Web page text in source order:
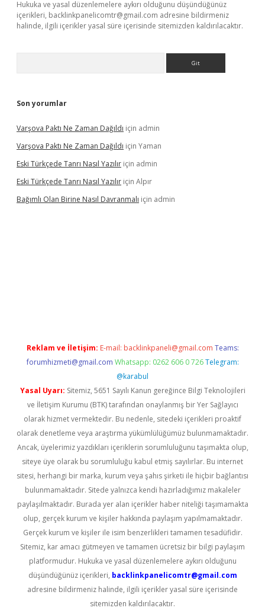
Hukuka ve yasal düzenlemelere aykırı olduğunu düşündüğünüz
içerikleri, backlinkpanelicomtr@gmail.com adresine bildirmeniz
halinde, ilgili içerikler yasal süre içerisinde sitemizden kaldırılacaktır.
Son yorumlar
Varşova Paktı Ne Zaman Dağıldı için admin
Varşova Paktı Ne Zaman Dağıldı için Yaman
Eski Türkçede Tanrı Nasıl Yazılır için admin
Eski Türkçede Tanrı Nasıl Yazılır için Alpır
Bağımlı Olan Birine Nasıl Davranmalı için admin
Reklam ve İletişim: E-mail: backlinkpaneli@gmail.com Teams:
forumhizmeti@gmail.com Whatsapp: 0262 606 0 726 Telegram:
@karabul
Yasal Uyarı: Sitemiz, 5651 Sayılı Kanun gereğince Bilgi Teknolojileri
ve İletişim Kurumu (BTK) tarafından onaylanmış bir Yer Sağlayıcı
olarak hizmet vermektedir. Bu nedenle, sitedeki içerikleri proaktif
olarak denetleme veya araştırma yükümlülüğümüz bulunmamaktadır.
Ancak, üyelerimiz yazdıkları içeriklerin sorumluluğunu taşımakta olup,
siteye üye olarak bu sorumluluğu kabul etmiş sayılırlar. Bu internet
sitesi, herhangi bir marka, kurum veya şahıs şirketi ile hiçbir bağlantısı
bulunmamaktadır. Sitede yalnızca kendi hazırladığımız makaleler
paylaşılmaktadır. Burada yer alan içerikler haber niteliği taşımamakta
olup, gerçek kurum ve kişiler hakkında paylaşım yapılmamaktadır.
Gerçek kurum ve kişiler ile isim benzerlikleri tamamen tesadüfidir.
Sitemiz, kar amacı gütmeyen ve tamamen ücretsiz bir bilgi paylaşım
platformudur. Hukuka ve yasal düzenlemelere aykırı olduğunu
düşündüğünüz içerikleri, backlinkpanelicomtr@gmail.com
adresine bildirmeniz halinde, ilgili içerikler yasal süre içerisinde
sitemizden kaldırılacaktır.